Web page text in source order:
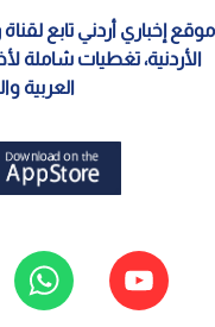
موقع إخباري أردني تابع لقناة
الأردنية، تغطيات شاملة
العربية